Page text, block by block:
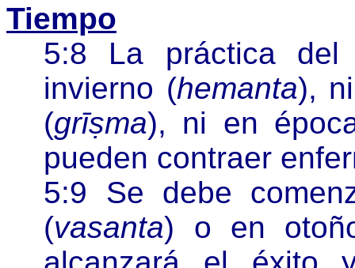
Tiempo
5:8 La práctica
invierno (hemanta),
(grīṣma), ni en
pueden contraer
5:9 Se debe
(vasanta) o en